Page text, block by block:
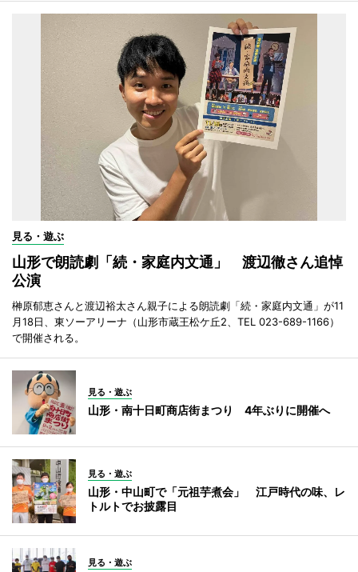
見る・遊ぶ
山形で朗読劇「続・家庭内文通」 渡辺徹さん追悼
公演
榊原郁恵さんと渡辺裕太さん親子による朗読劇「続・家庭内文通」が11
月18日、東ソーアリーナ（山形市蔵王松ケ丘2、TEL 023-689-1166）
で開催される。
見る・遊ぶ
山形・南十日町商店街まつり 4年ぶりに開催へ
見る・遊ぶ
山形・中山町で「元祖芋煮会」 江戸時代の味、レ
トルトでお披露目
見る・遊ぶ